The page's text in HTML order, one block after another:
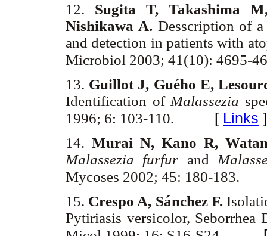
12. Sugita T, Takashima
Nishikawa A. Desscription of
and detection in patients with
Microbiol 2003; 41(10): 4695-
13. Guillot J, Guého E,
Identification of Malassezia
1996; 6: 103-110.
[ Links ]
14. Murai N, Kano R,
Malassezia furfur and
Mycoses 2002; 45: 180-183.
15. Crespo A, Sánchez F.
Pytiriasis versicolor, Seborrhea